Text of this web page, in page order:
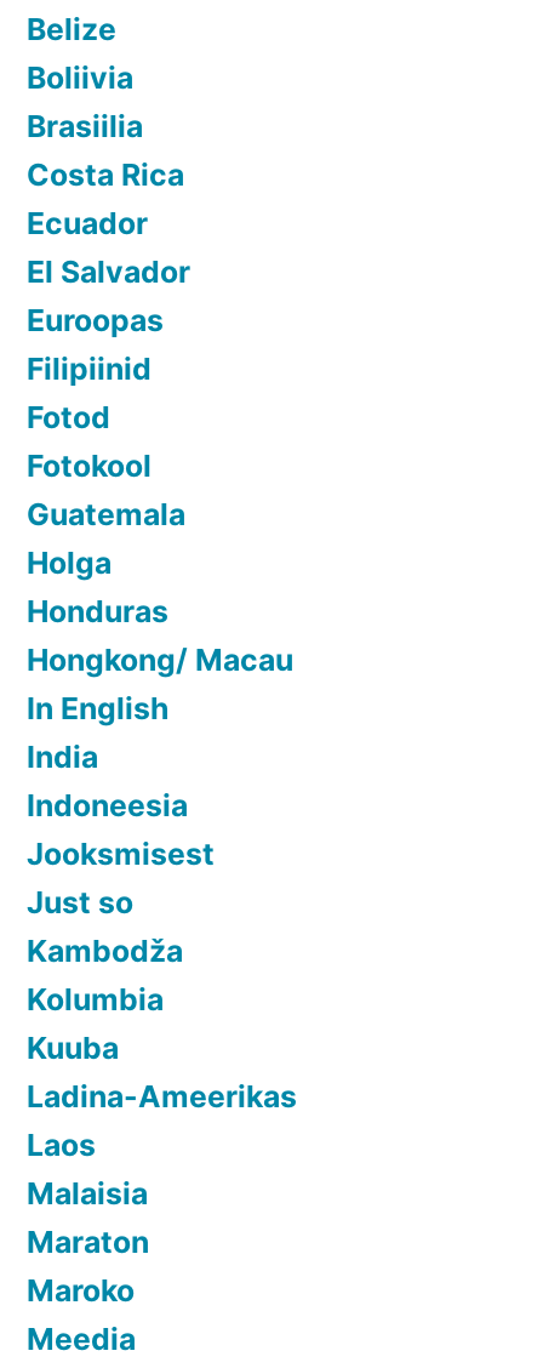
Belize
Boliivia
Brasiilia
Costa Rica
Ecuador
El Salvador
Euroopas
Filipiinid
Fotod
Fotokool
Guatemala
Holga
Honduras
Hongkong/ Macau
In English
India
Indoneesia
Jooksmisest
Just so
Kambodža
Kolumbia
Kuuba
Ladina-Ameerikas
Laos
Malaisia
Maraton
Maroko
Meedia